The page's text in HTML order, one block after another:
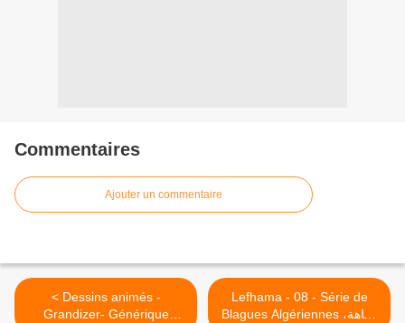
Commentaires
Ajouter un commentaire
< Dessins animés -
Grandizer- Générique
Lefhama - 08 - Série de
Blagues Algériennes فكاهة،